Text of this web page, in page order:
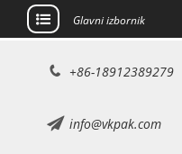
Glavni izbornik
+86-18912389279
info@vkpak.com